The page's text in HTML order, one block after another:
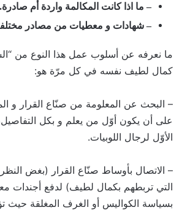
– ما اذا كانت المكالمة واردة أم صادرة.
– شهادات و معطيات من مصادر
ما نعرفه عن أسلوب عمل هذا النوع من
كمال لطيف نفسه في كل مرّة هو:
– البحث عن المعلومة من صنّاع القرار و
على أن يكون أوّل من يعلم و بكل
الأوّل لرجال اللوبيات.
– الاتصال بأوساط صنّاع القرار (بغض
التي تربطهم بكمال لطيف) لدفع أجندات
بسياسة الكواليس أو الغرف المغلقة حيث